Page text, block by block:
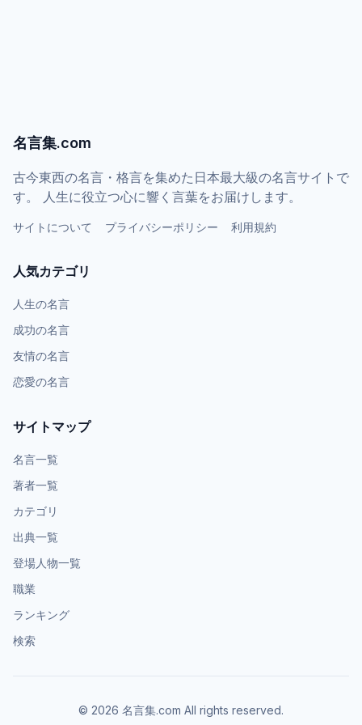
名言集.com
古今東西の名言・格言を集めた日本最大級の名言サイトで
す。 人生に役立つ心に響く言葉をお届けします。
サイトについて プライバシーポリシー 利用規約
人気カテゴリ
人生の名言
成功の名言
友情の名言
恋愛の名言
サイトマップ
名言一覧
著者一覧
カテゴリ
出典一覧
登場人物一覧
職業
ランキング
検索
© 2026 名言集.com All rights reserved.